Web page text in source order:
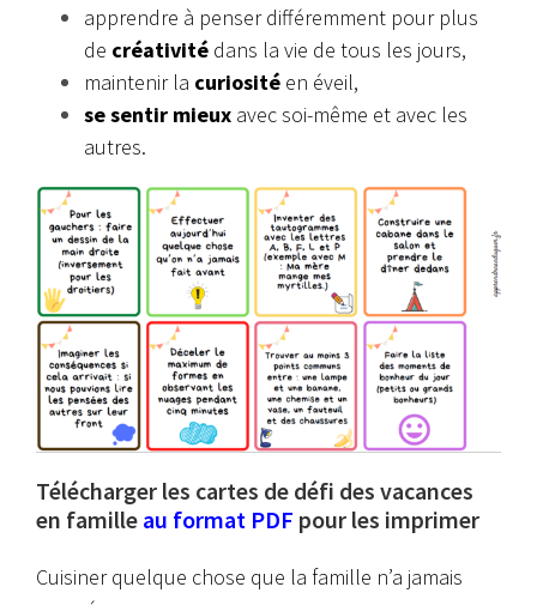
apprendre à penser différemment pour plus
de créativité dans la vie de tous les jours,
maintenir la curiosité en éveil,
se sentir mieux avec soi-même et avec les
autres.
Télécharger les cartes de défi des vacances
en famille au format PDF pour les imprimer
Cuisiner quelque chose que la famille n’a jamais